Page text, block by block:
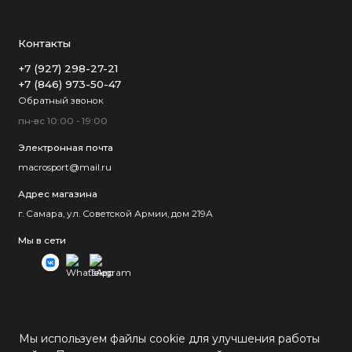
Контакты
+7 (927) 298-27-21
+7 (846) 973-50-47
Обратный звонок
пн-вс 10:00 - 19:00
Электронная почта
macrosport@mail.ru
Адрес магазина
г. Самара, ул. Советской Армии, дом 219А
Мы в сети
Мы используем файлы cookie для улучшения работы